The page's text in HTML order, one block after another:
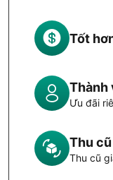
Tốt
Thành
Ưu đãi
Thu
Thu cũ